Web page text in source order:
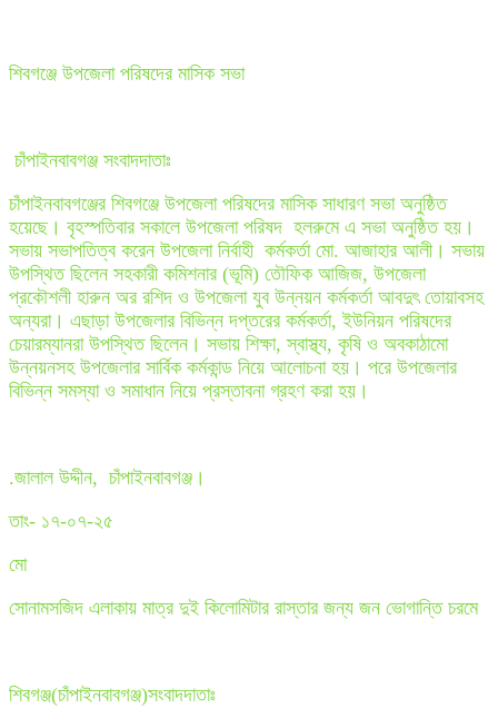
শিবগঞ্জে উপজেলা পরিষদের মাসিক সভা
চাঁপাইনবাবগঞ্জ সংবাদদাতাঃ
চাঁপাইনবাবগঞ্জের শিবগঞ্জে উপজেলা পরিষদের মাসিক সাধারণ সভা অনুষ্ঠিত
হয়েছে। বৃহস্পতিবার সকালে উপজেলা পরিষদ হলরুমে এ সভা অনুষ্ঠিত হয়।
সভায় সভাপতিত্ব করেন উপজেলা নির্বাহী কর্মকর্তা মো. আজাহার আলী। সভায়
উপস্থিত ছিলেন সহকারী কমিশনার (ভূমি) তৌফিক আজিজ, উপজেলা
প্রকৌশলী হারুন অর রশিদ ও উপজেলা যুব উন্নয়ন কর্মকর্তা আবদুৎ তোয়াবসহ
অন্যরা। এছাড়া উপজেলার বিভিন্ন দপ্তরের কর্মকর্তা, ইউনিয়ন পরিষদের
চেয়ারম্যানরা উপস্থিত ছিলেন। সভায় শিক্ষা, স্বাস্থ্য, কৃষি ও অবকাঠামো
উন্নয়নসহ উপজেলার সার্বিক কর্মকান্ড নিয়ে আলোচনা হয়। পরে উপজেলার
বিভিন্ন সমস্যা ও সমাধান নিয়ে প্রস্তাবনা গ্রহণ করা হয়।
.জালাল উদ্দীন, চাঁপাইনবাবগঞ্জ।
তাং- ১৭-০৭-২৫
মো
সোনামসজিদ এলাকায় মাত্র দুই কিলোমিটার রাস্তার জন্য জন ভোগান্তি চরমে
শিবগঞ্জ(চাঁপাইনবাবগঞ্জ)সংবাদদাতাঃ